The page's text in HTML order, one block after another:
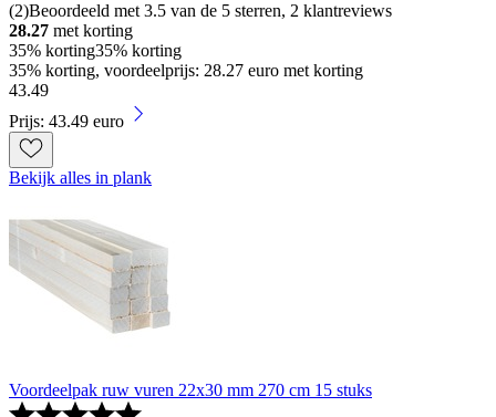
(2)Beoordeeld met 3.5 van de 5 sterren, 2 klantreviews
28.27 met korting
35% korting35% korting
35% korting, voordeelprijs: 28.27 euro met korting
43.49
Prijs: 43.49 euro
Bekijk alles in plank
Voordeelpak ruw vuren 22x30 mm 270 cm 15 stuks